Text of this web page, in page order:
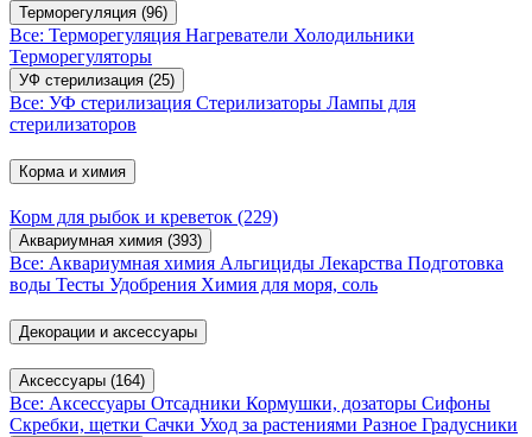
Терморегуляция (96)
Все: Терморегуляция Нагреватели Холодильники
Терморегуляторы
УФ стерилизация (25)
Все: УФ стерилизация Стерилизаторы Лампы для
стерилизаторов
Корма и химия
Корм для рыбок и креветок (229)
Аквариумная химия (393)
Все: Аквариумная химия Альгициды Лекарства Подготовка
воды Тесты Удобрения Химия для моря, соль
Декорации и аксессуары
Аксессуары (164)
Все: Аксессуары Отсадники Кормушки, дозаторы Сифоны
Скребки, щетки Сачки Уход за растениями Разное Градусники